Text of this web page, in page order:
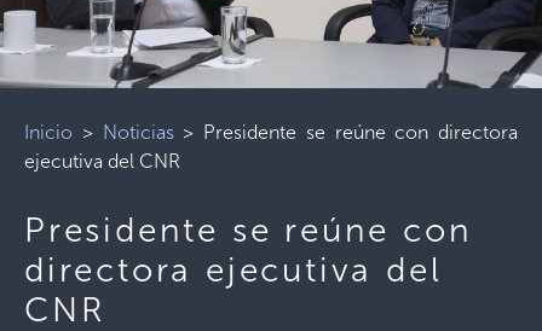
Inicio > Noticias> Presidente se reúne con directora
ejecutiva del CNR
Presidente se reúne con
directora ejecutiva del
CNR